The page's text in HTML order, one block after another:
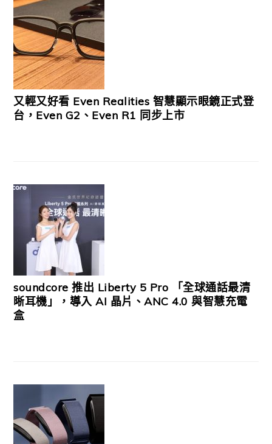
又輕又好看 Even Realities 智慧顯示眼鏡正式登
台，Even G2、Even R1 同步上市
soundcore 推出 Liberty 5 Pro 「全球通話最清
晰耳機」，導入 AI 晶片、ANC 4.0 與智慧充電
盒